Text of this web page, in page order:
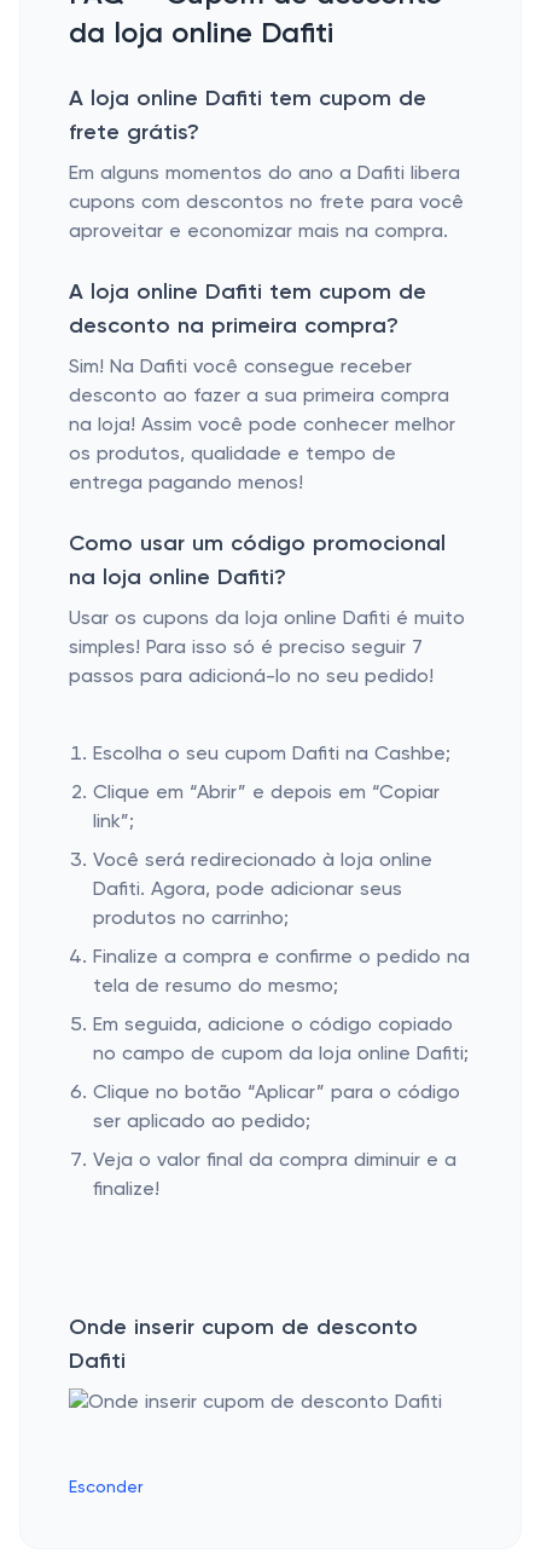
da loja online Dafiti
A loja online Dafiti tem cupom de
frete grátis?
Em alguns momentos do ano a Dafiti libera
cupons com descontos no frete para você
aproveitar e economizar mais na compra.
A loja online Dafiti tem cupom de
desconto na primeira compra?
Sim! Na Dafiti você consegue receber
desconto ao fazer a sua primeira compra
na loja! Assim você pode conhecer melhor
os produtos, qualidade e tempo de
entrega pagando menos!
Como usar um código promocional
na loja online Dafiti?
Usar os cupons da loja online Dafiti é muito
simples! Para isso só é preciso seguir 7
passos para adicioná-lo no seu pedido!
Escolha o seu cupom Dafiti na Cashbe;
Clique em “Abrir” e depois em “Copiar
link”;
Você será redirecionado à loja online
Dafiti. Agora, pode adicionar seus
produtos no carrinho;
Finalize a compra e confirme o pedido na
tela de resumo do mesmo;
Em seguida, adicione o código copiado
no campo de cupom da loja online Dafiti;
Clique no botão “Aplicar” para o código
ser aplicado ao pedido;
Veja o valor final da compra diminuir e a
finalize!
Onde inserir cupom de desconto
Dafiti
Esconder